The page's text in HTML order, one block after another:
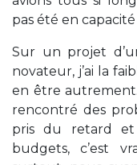
pas été en
Sur un projet
novateur, j’ai la
en être
rencontré des
pris du retard et
budgets, c’est